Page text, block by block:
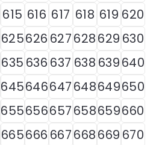
615 616 617 618 619 620
625626 627628629 630
635 636 637 638 639640
645646647648649650
655656657658659660
665666 667668669 670